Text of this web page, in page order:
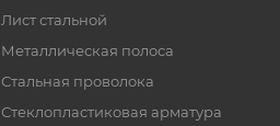
Лист стальной
Металлическая полоса
Стальная проволока
Стеклопластиковая арматура